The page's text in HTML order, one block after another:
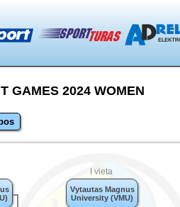
GAMES 2024 WOMEN
I vieta
Vytautas Magnus
University (VMU)